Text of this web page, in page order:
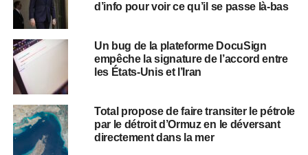
d’info pour voir ce qu’il se passe là-bas
Un bug de la plateforme DocuSign
empêche la signature de l’accord entre
les États-Unis et l’Iran
Total propose de faire transiter le pétrole
par le détroit d’Ormuz en le déversant
directement dans la mer